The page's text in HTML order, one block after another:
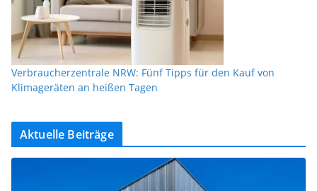
Verbraucherzentrale NRW: Fünf Tipps für den Kauf von
Klimageräten an heißen Tagen
Aktuelle Beiträge